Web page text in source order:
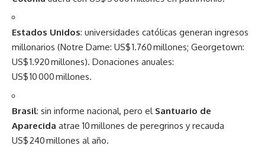
Estados Unidos: universidades católicas generan ingresos
millonarios (Notre Dame: US$ 1.760 millones; Georgetown:
US$ 1.920 millones). Donaciones anuales:
US$ 10 000 millones.
Brasil: sin informe nacional, pero el Santuario de
Aparecida atrae 10 millones de peregrinos y recauda
US$ 240 millones al año.